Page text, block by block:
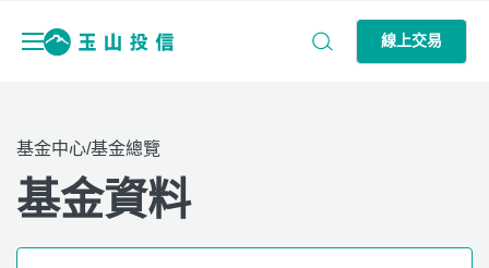
線上交易
基金中心/基金總覽
基金資料